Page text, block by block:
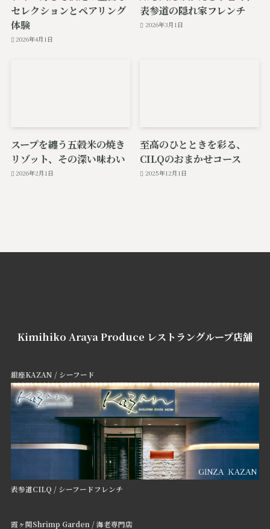
セレクションとペアリング
体験
2026年4月1日
表参道の隠れ家フレンチ
2026年3月1日
スープを纏う五穀米の焼き
リゾット、その深い味わい
2026年2月1日
至高のひとときを彩る、
CILQのおまかせコース
2025年12月1日
Kimihiko Araya Produce レストラングループ店舗
銀座KAZAN / シーフード
表参道CILQ / シーフードフレンチ
霞ヶ関Shrimp Garden / 海老専門店